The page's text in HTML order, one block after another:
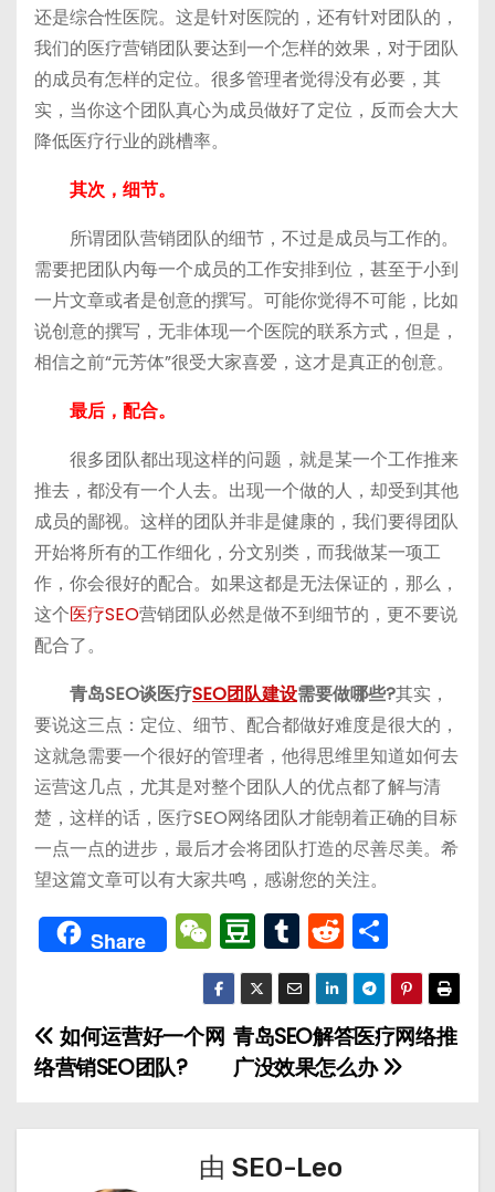
还是综合性医院。这是针对医院的，还有针对团队的，
我们的医疗营销团队要达到一个怎样的效果，对于团队
的成员有怎样的定位。很多管理者觉得没有必要，其
实，当你这个团队真心为成员做好了定位，反而会大大
降低医疗行业的跳槽率。
其次，细节。
所谓团队营销团队的细节，不过是成员与工作的。
需要把团队内每一个成员的工作安排到位，甚至于小到
一片文章或者是创意的撰写。可能你觉得不可能，比如
说创意的撰写，无非体现一个医院的联系方式，但是，
相信之前“元芳体”很受大家喜爱，这才是真正的创意。
最后，配合。
很多团队都出现这样的问题，就是某一个工作推来
推去，都没有一个人去。出现一个做的人，却受到其他
成员的鄙视。这样的团队并非是健康的，我们要得团队
开始将所有的工作细化，分文别类，而我做某一项工
作，你会很好的配合。如果这都是无法保证的，那么，
这个医疗SEO营销团队必然是做不到细节的，更不要说
配合了。
青岛SEO谈医疗SEO团队建设需要做哪些?其实，
要说这三点：定位、细节、配合都做好难度是很大的，
这就急需要一个很好的管理者，他得思维里知道如何去
运营这几点，尤其是对整个团队人的优点都了解与清
楚，这样的话，医疗SEO网络团队才能朝着正确的目标
一点一点的进步，最后才会将团队打造的尽善尽美。希
望这篇文章可以有大家共鸣，感谢您的关注。
Share W
e
C
h
a
D
o
u
b
a
T
u
m
bl
r
R
e
d
di
t
享
文
章
导
青岛SEO解答医疗网络推
广没效果怎么办
如何运营好一个网
络营销SEO团队?
由 SEO-Leo